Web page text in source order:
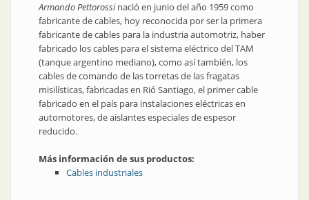
Armando Pettorossinació en junio del año 1959 como
fabricante de cables, hoy reconocida por ser la primera
fabricante de cables para la industria automotriz, haber
fabricado los cables para el sistema eléctrico del TAM
(tanque argentino mediano), como así también, los
cables de comando de las torretas de las fragatas
misilísticas, fabricadas en Rió Santiago, el primer cable
fabricado en el país para instalaciones eléctricas en
automotores, de aislantes especiales de espesor
reducido.
Más información de sus productos:
Cables industriales